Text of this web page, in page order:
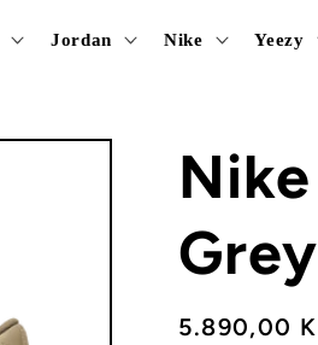
Jordan Nike Yeezy
Grey
Běžná
5.890,00